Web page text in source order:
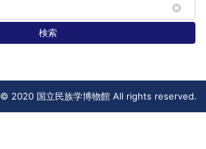
検索
© 2020 国立民族学博物館 All rights reserved.